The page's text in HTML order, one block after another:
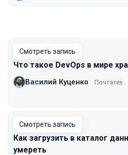
Смотреть запись
Что такое DevOps в мире
Василий Куценко Почтатех
Смотреть запись
Как загрузить в каталог
умереть